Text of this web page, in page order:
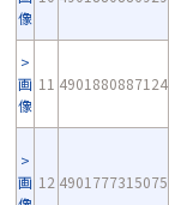
像
画
像
11 4901880887124
画 12 4901777315075